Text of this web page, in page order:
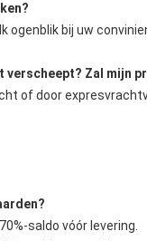
ogenblik bij uw
verscheept? Zal mijn
of door
saldo vóór levering.